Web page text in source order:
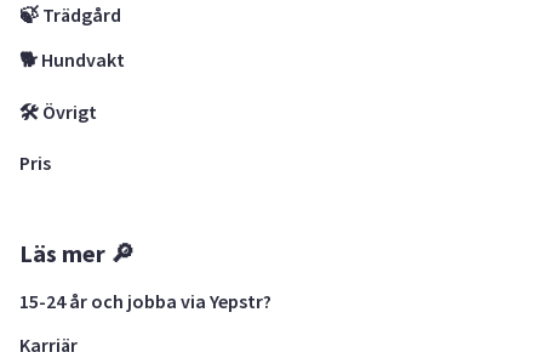
🍃 Trädgård
🐕 Hundvakt
🛠 Övrigt
Pris
Läs mer 🔎
15-24 år och jobba via Yepstr?
Karriär